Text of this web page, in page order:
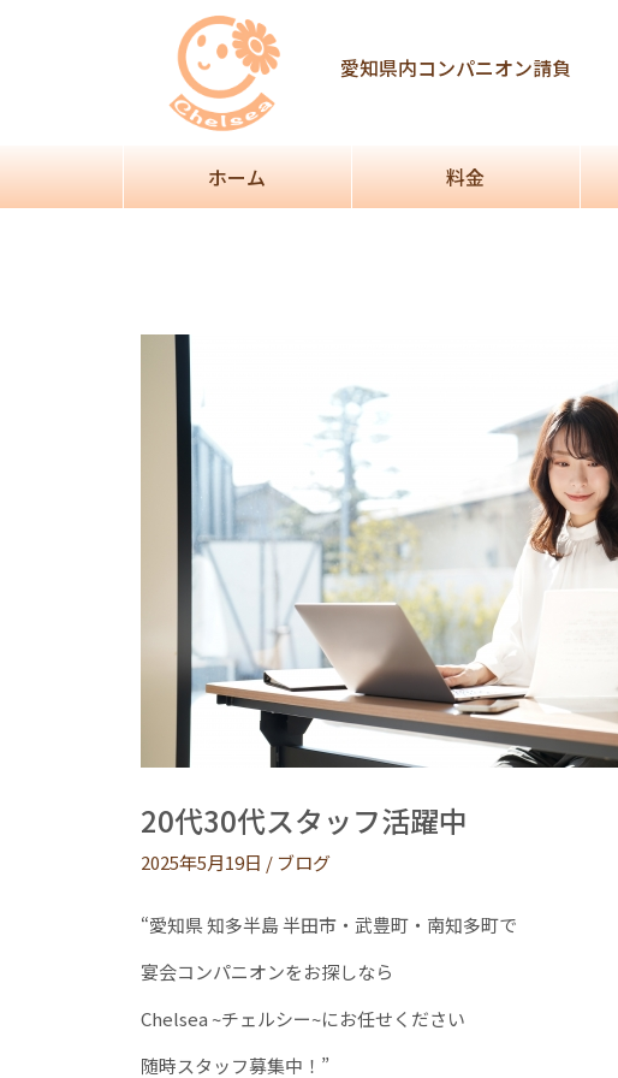
愛知県内コンパニオン請負
ホーム 料金
20代30代スタッフ活躍中
2025年5月19日 / ブログ
“愛知県 知多半島 半田市・武豊町・南知多町で
宴会コンパニオンをお探しなら
Chelsea ~チェルシー~にお任せください
随時スタッフ募集中！”